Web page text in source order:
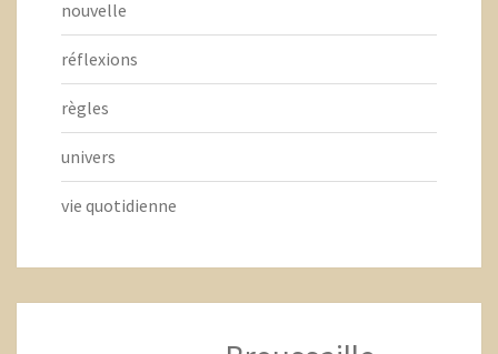
nouvelle
réflexions
règles
univers
vie quotidienne